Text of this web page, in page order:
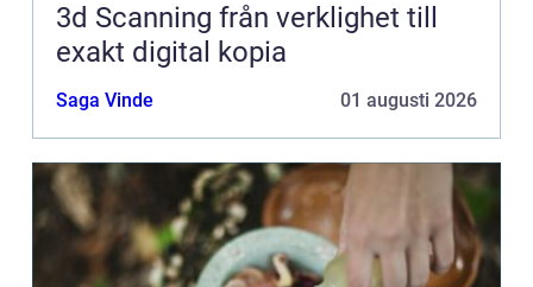
3d Scanning från verklighet till
exakt digital kopia
Saga Vinde 01 augusti 2026